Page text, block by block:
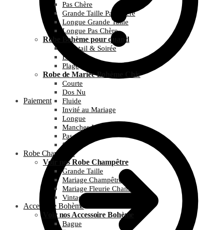
Paiement
Pas Chère
Grande Taille Pas Chère
Longue Grande Taille
Longue Pas Chère
Robe Bohème pour quand
Cocktail & Soirée
Été
Plage
Robe de Mariée Bohème Chic
Courte
Dos Nu
Fluide
Invité au Mariage
Longue
Manches Longues
Pas Chère
Simple
Robe Champêtre
Voir nos Robe Champêtre
Grande Taille
Mariage Champêtre
Mariage Fleurie Champêtre
Vintage et Guinguette
Accessoire Bohème
Voir nos Accessoire Bohème
Bague